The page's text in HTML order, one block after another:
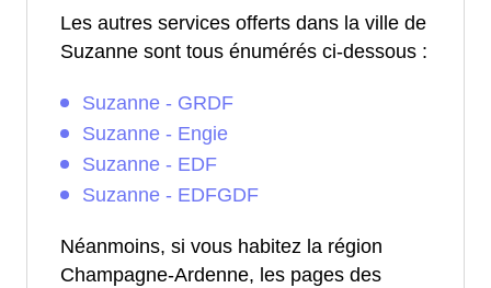
Les autres services offerts dans la ville de
Suzanne sont tous énumérés ci-dessous :
Suzanne - GRDF
Suzanne - Engie
Suzanne - EDF
Suzanne - EDFGDF
Néanmoins, si vous habitez la région
Champagne-Ardenne, les pages des